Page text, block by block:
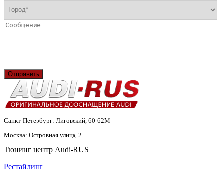
Отправить
Санкт-Петербург: Лиговский, 60-62М
Москва: Островная улица, 2
Тюнинг центр Audi-RUS
Рестайлинг